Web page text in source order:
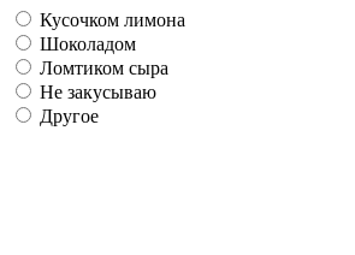
Кусочком лимона
Шоколадом
Ломтиком сыра
Не закусываю
Другое